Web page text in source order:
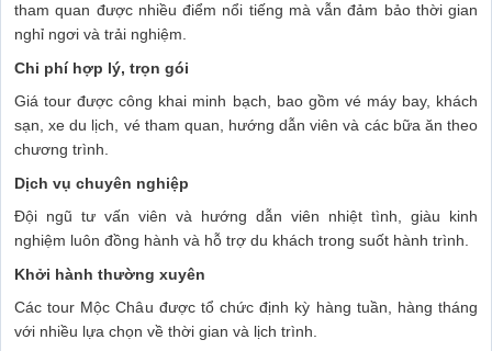
tham quan được nhiều điểm nổi tiếng mà vẫn đảm bảo thời gian
nghỉ ngơi và trải nghiệm.
Chi phí hợp lý, trọn gói
Giá tour được công khai minh bạch, bao gồm vé máy bay, khách
sạn, xe du lịch, vé tham quan, hướng dẫn viên và các bữa ăn theo
chương trình.
Dịch vụ chuyên nghiệp
Đội ngũ tư vấn viên và hướng dẫn viên nhiệt tình, giàu kinh
nghiệm luôn đồng hành và hỗ trợ du khách trong suốt hành trình.
Khởi hành thường xuyên
Các tour Mộc Châu được tổ chức định kỳ hàng tuần, hàng tháng
với nhiều lựa chọn về thời gian và lịch trình.